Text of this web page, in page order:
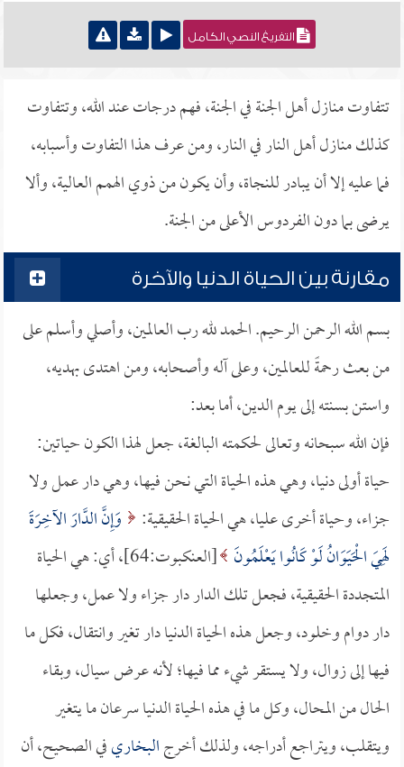
التفريغ النصي الكامل
تتفاوت منازل أهل الجنة في الجنة، فهم درجات عند الله، وتتفاوت
كذلك منازل أهل النار في النار، ومن عرف هذا التفاوت وأسبابه،
فما عليه إلا أن يبادر للنجاة، وأن يكون من ذوي الهمم العالية، وألا
يرضى بما دون الفردوس الأعلى من الجنة.
مقارنة بين الحياة الدنيا والآخرة
بسم الله الرحمن الرحيم. الحمد لله رب العالمين، وأصلي وأسلم على
من بعث رحمةً للعالمين، وعلى آله وأصحابه، ومن اهتدى بهديه،
واستن بسنته إلى يوم الدين، أما بعد:
فإن الله سبحانه وتعالى لحكمته البالغة، جعل لهذا الكون حياتين:
حياة أولى دنيا، وهي هذه الحياة التي نحن فيها، وهي دار عمل ولا
جزاء، وحياة أخرى عليا، هي الحياة الحقيقية:
وَإِنَّ الدَّارَ الآخِرَةَ
لَهِيَ الْحَيَوَانُ لَوْ كَانُوا يَعْلَمُونَ
[العنكبوت:64]، أي: هي الحياة
المتجددة الحقيقية، فجعل تلك الدار دار جزاء ولا عمل، وجعلها
دار دوام وخلود، وجعل هذه الحياة الدنيا دار تغير وانتقال، فكل ما
فيها إلى زوال، ولا يستقر شيء مما فيها؛ لأنه عرض سيال، وبقاء
الحال من المحال، وكل ما في هذه الحياة الدنيا سرعان ما يتغير
ويتقلب، ويتراجع أدراجه، ولذلك أخرجالبخاريفي الصحيح، أن